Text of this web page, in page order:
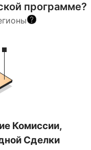
программе?
Комиссии,
Сделки